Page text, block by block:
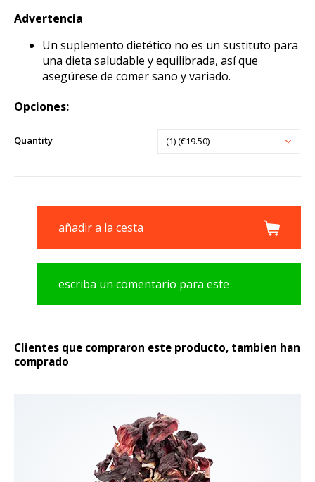
Advertencia
Un suplemento dietético no es un sustituto para
una dieta saludable y equilibrada, así que
asegúrese de comer sano y variado.
Opciones:
Quantity (1) (€19.50)
añadir a la cesta
escriba un comentario para este
Clientes que compraron este producto, tambien han
comprado